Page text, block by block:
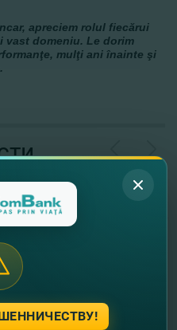
apreciem rolul fiecărui
vast domeniu. Le dorim
mulţi ani înainte şi